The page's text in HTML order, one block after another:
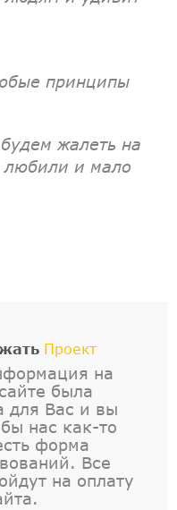
принципы
жалеть на
любили и мало
Проект
на
была
для Вас и вы
нас как-то
форма
Все
на оплату